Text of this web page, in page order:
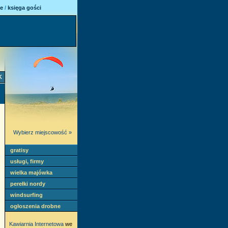
/ księga gości
Wybierz miejscowość »
gratisy
usługi, firmy
wielka majówka
perełki nordy
windsurfing
ogłoszenia drobne
Kawiarnia Internetowa we